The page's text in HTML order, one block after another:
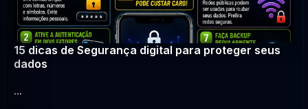
15 dicas de Segurança digital para proteger seus
dados
...